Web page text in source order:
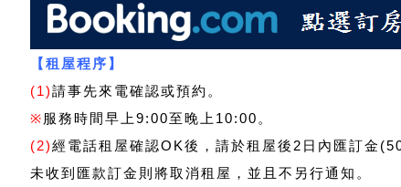
【租屋程序】
(1)請事先來電確認或預約。
※ 服務時間早上9:00至晚上10:00。
(2)經電話租屋確認OK後，請於租屋後2日內匯訂金
未收到匯款訂金則將取消租屋，並且不另行通知。